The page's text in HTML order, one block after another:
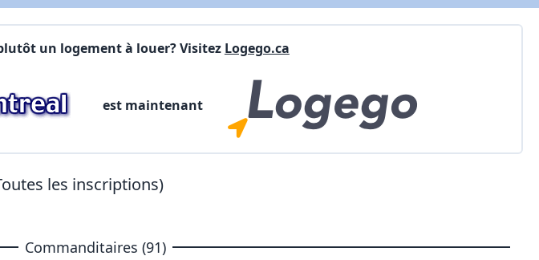
un logement à louer? Visitez Logego.ca
est maintenant
les inscriptions)
Commanditaires (91)
X Fermer Envoyez